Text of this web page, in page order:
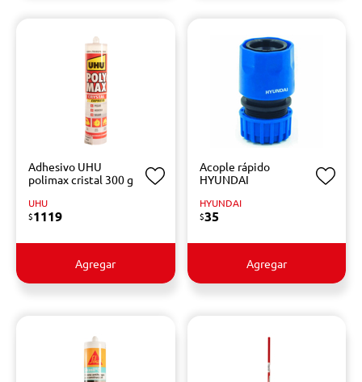
Adhesivo UHU
polimax cristal 300 g
UHU
$1119
Agregar
Acople rápido
HYUNDAI
HYUNDAI
$35
Agregar